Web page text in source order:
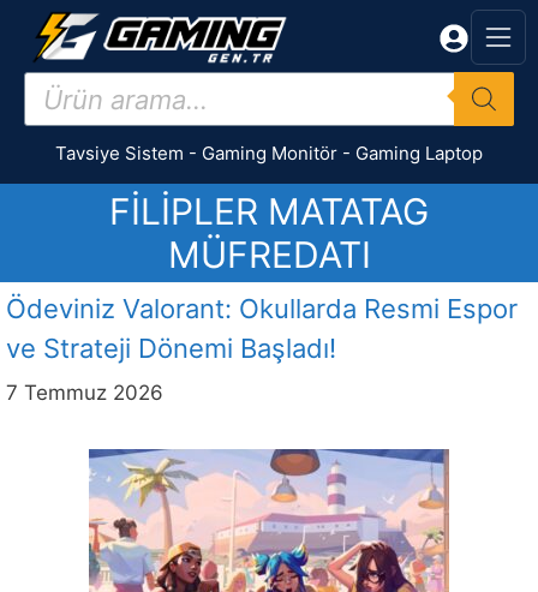
İçeriğe
Products
search
Tavsiye Sistem - Gaming Monitör - Gaming Laptop
FILIPLER MATATAG
MÜFREDATI
Ödeviniz Valorant: Okullarda Resmi Espor
ve Strateji Dönemi Başladı!
7 Temmuz 2026